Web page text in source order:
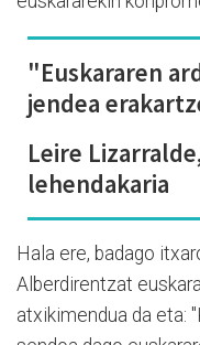
"Euskararen
jendea
Leire
lehendakaria
Hala ere, badago
Alberdirentzat
atxikimendua da eta: